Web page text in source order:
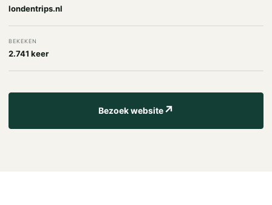
londentrips.nl
BEKEKEN
2.741 keer
Bezoek website↗